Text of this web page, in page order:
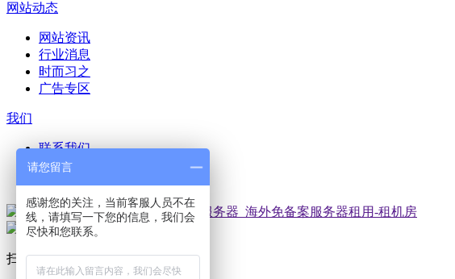
网站动态
网站资讯
行业消息
时而习之
广告专区
我们
联系我们
在线留言
网站动态
扫码加微信
请您留言
感谢您的关注，当前客服人员不在
线，请填写一下您的信息，我们会
尽快和您联系。